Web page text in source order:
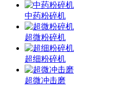
中药粉碎机
超微粉碎机
超细粉碎机
超微冲击磨